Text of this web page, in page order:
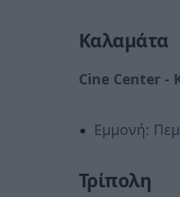
Καλαμάτα
Cine Center -
Εμμονή:
Τρίπολη